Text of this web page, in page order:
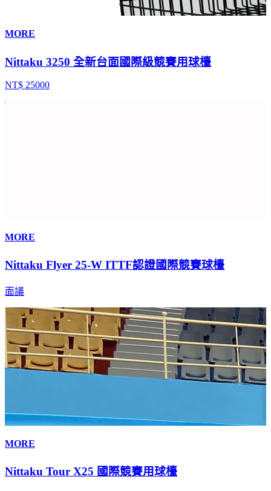
MORE
Nittaku 3250 全新台面國際級競賽用球檯
NT$ 25000
MORE
Nittaku Flyer 25-W ITTF認證國際競賽球檯
面議
MORE
Nittaku Tour X25 國際競賽用球檯